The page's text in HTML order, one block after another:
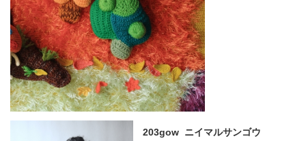
203gow ニイマルサンゴウ